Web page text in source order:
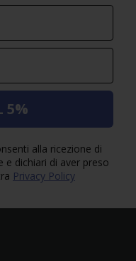
5%
alla ricezione di
e dichiari di aver preso
Privacy Policy